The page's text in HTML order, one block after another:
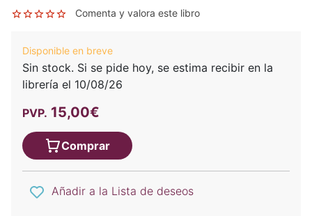
Comenta y valora este libro
Disponible en breve
Sin stock. Si se pide hoy, se estima recibir en la
librería el 10/08/26
PVP. 15,00€
Comprar
Añadir a la Lista de deseos